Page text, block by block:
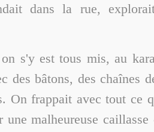
dans la rue,
s'y est tous mis, au
des bâtons, des chaînes
On frappait avec tout ce
malheureuse